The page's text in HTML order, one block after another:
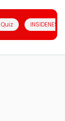
Quiz INSIDENESIA